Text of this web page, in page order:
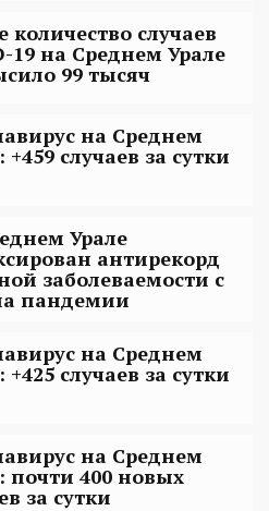
количество случаев
19 на Среднем Урале
99 тысяч
на Среднем
+459 случаев за сутки
Урале
антирекорд
заболеваемости с
пандемии
на Среднем
+425 случаев за сутки
на Среднем
почти 400 новых
за сутки